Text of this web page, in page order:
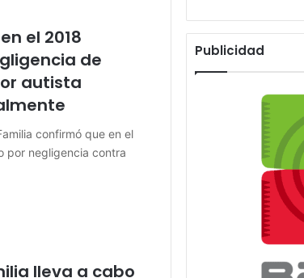
el 2018
de
autista
confirmó que en el
por negligencia contra
lleva a cabo
Publicidad